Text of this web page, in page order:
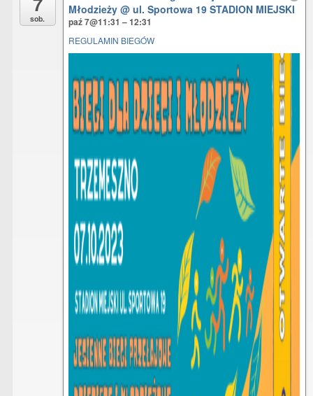
all
sob.
Młodzieży@ ul. Sportowa 19 STADION MIEJSKI
paź 7@11:31 – 12:31
REGULAMIN BIEGÓW